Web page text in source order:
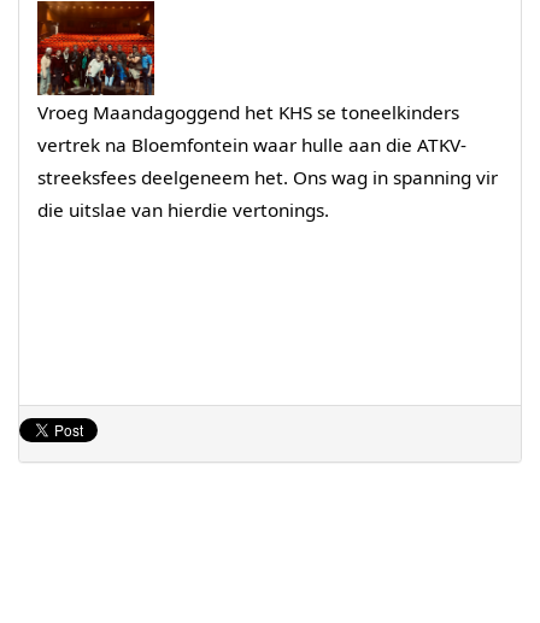
Vroeg Maandagoggend het KHS se toneelkinders
vertrek na Bloemfontein waar hulle aan die ATKV-
streeksfees deelgeneem het. Ons wag in spanning vir
die uitslae van hierdie vertonings.